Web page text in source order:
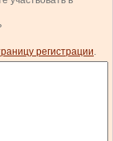
регистрации.